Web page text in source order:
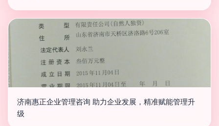
济南惠正企业管理咨询 助力企业发展，精准赋能管理升
级